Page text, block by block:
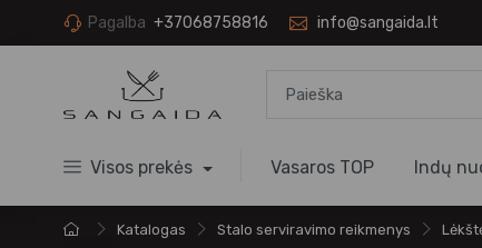
Pagalba +37068758816 info@sangaida.lt
Visos prekės Vasaros TOP Indų
Katalogas Stalo serviravimo reikmenys